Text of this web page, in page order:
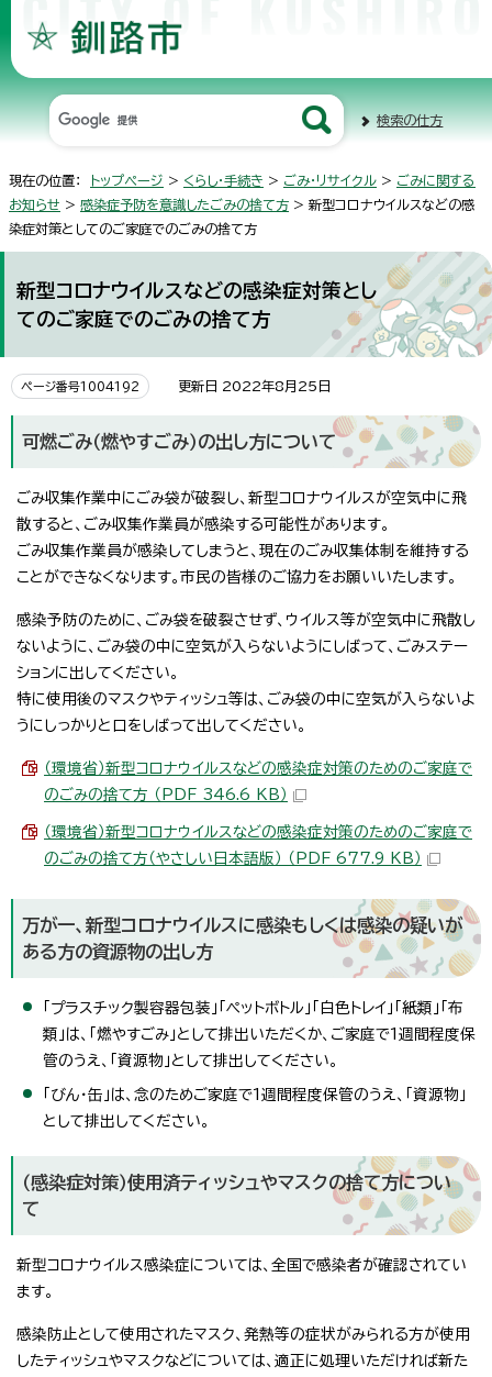
検索の仕方
現在の位置： トップページ > くらし・手続き > ごみ・リサイクル > ごみに関する
お知らせ > 感染症予防を意識したごみの捨て方 > 新型コロナウイルスなどの感
染症対策としてのご家庭でのごみの捨て方
新型コロナウイルスなどの感染症対策とし
てのご家庭でのごみの捨て方
ページ番号1004192 更新日 2022年8月25日
可燃ごみ（燃やすごみ）の出し方について
ごみ収集作業中にごみ袋が破裂し、新型コロナウイルスが空気中に飛
散すると、ごみ収集作業員が感染する可能性があります。
ごみ収集作業員が感染してしまうと、現在のごみ収集体制を維持する
ことができなくなります。市民の皆様のご協力をお願いいたします。
感染予防のために、ごみ袋を破裂させず、ウイルス等が空気中に飛散し
ないように、ごみ袋の中に空気が入らないようにしばって、ごみステー
ションに出してください。
特に使用後のマスクやティッシュ等は、ごみ袋の中に空気が入らないよ
うにしっかりと口をしばって出してください。
（環境省）新型コロナウイルスなどの感染症対策のためのご家庭で
のごみの捨て方 （PDF 346.6 KB）
（環境省）新型コロナウイルスなどの感染症対策のためのご家庭で
のごみの捨て方（やさしい日本語版） （PDF 677.9 KB）
万が一、新型コロナウイルスに感染もしくは感染の疑いが
ある方の資源物の出し方
「プラスチック製容器包装」「ペットボトル」「白色トレイ」「紙類」「布
類」は、「燃やすごみ」として排出いただくか、ご家庭で1週間程度保
管のうえ、「資源物」として排出してください。
「びん・缶」は、念のためご家庭で1週間程度保管のうえ、「資源物」
として排出してください。
（感染症対策）使用済ティッシュやマスクの捨て方につい
て
新型コロナウイルス感染症については、全国で感染者が確認されてい
ます。
感染防止として使用されたマスク、発熱等の症状がみられる方が使用
したティッシュやマスクなどについては、適正に処理いただければ新た